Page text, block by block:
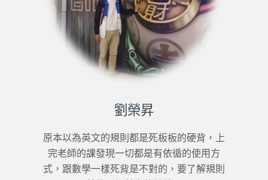
劉榮昇
原本以為英文的規則都是死板板的硬背，上
完老師的課發現一切都是有依循的使用方
式，跟數學一樣死背是不對的，要了解規則